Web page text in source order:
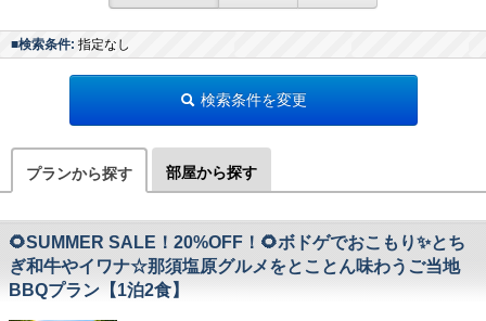
■検索条件: 指定なし
検索条件を変更
プランから探す 部屋から探す
🌻SUMMER SALE！20%OFF！🌻ボドゲでおこもり✨とち
ぎ和牛やイワナ☆那須塩原グルメをとことん味わうご当地
BBQプラン【1泊2食】